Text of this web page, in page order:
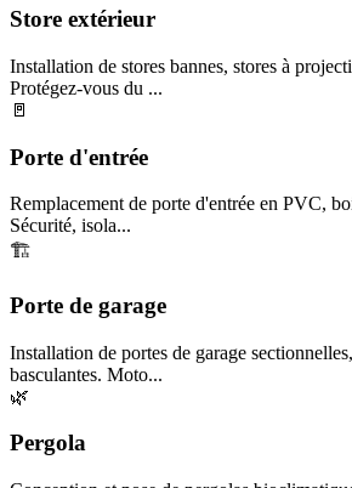
Store extérieur
Installation de stores bannes, stores à
Protégez-vous du ...
🚪
Porte d'entrée
Remplacement de porte d'entrée en PVC,
Sécurité, isola...
🏗️
Porte de garage
Installation de portes de garage
basculantes. Moto...
🌿
Pergola